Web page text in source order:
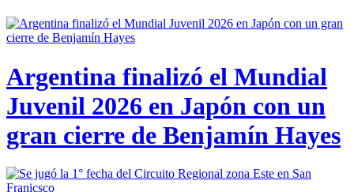
Argentina finalizó el Mundial
Juvenil 2026 en Japón con un
gran cierre de Benjamín Hayes